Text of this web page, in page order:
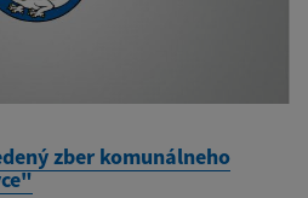
zber komunálneho